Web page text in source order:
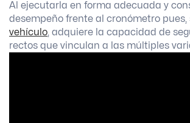
Al ejecutarla en forma adecuada y
desempeño frente al cronómetro
vehículo, adquiere la capacidad de
rectos que vinculan a las múltiples